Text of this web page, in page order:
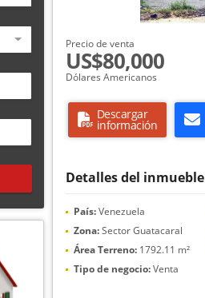
Precio de venta
US$80,000
Dólares Americanos
Descargar
información
Detalles del inmueble
País:Venezuela
Zona:Sector Guatacaral
Área Terreno:1792.11 m²
Tipo de negocio:Venta